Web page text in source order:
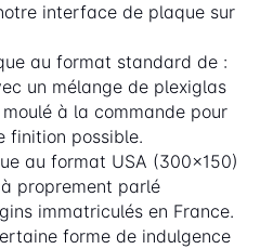
interface de plaque sur
au format standard de :
un mélange de plexiglas
à la commande pour
finition possible.
au format USA (300x150)
proprement parlé
immatriculés en France.
forme de indulgence